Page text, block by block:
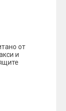
от
и